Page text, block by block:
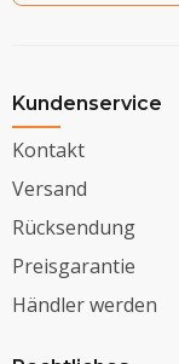
Kundenservice
Kontakt
Versand
Rücksendung
Preisgarantie
Händler werden